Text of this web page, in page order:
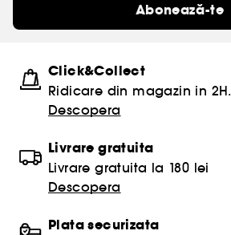
Abonează-te
Click&Collect
Ridicare din magazin in 2H.
Descopera
Livrare gratuita
Livrare gratuita la 180 lei
Descopera
Plata securizata